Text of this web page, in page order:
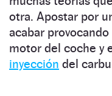
otra. Apostar por
acabar provocando
motor del coche y
inyección del